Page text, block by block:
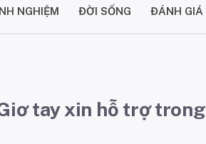
NGHIỆM ĐỜI SỐNG ĐÁNH GIÁ
tay xin hỗ trợ trong